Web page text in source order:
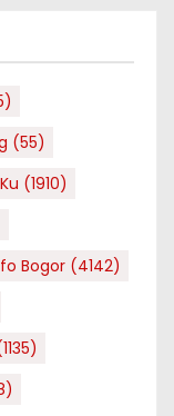
(55)
(1910)
Bogor (4142)